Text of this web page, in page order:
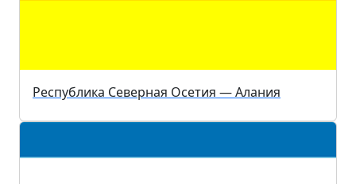
Республика Северная Осетия — Алания